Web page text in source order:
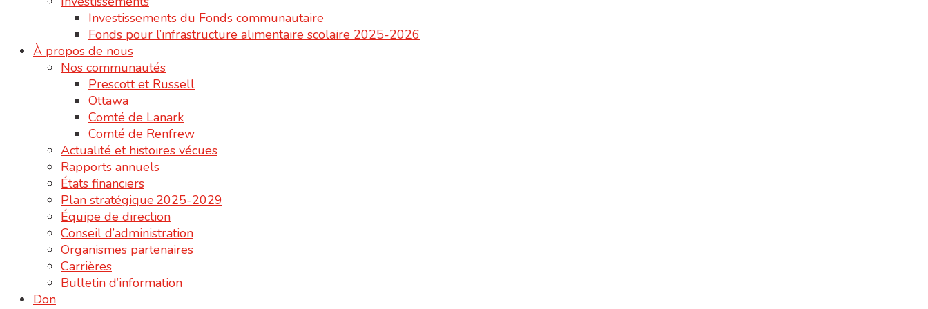
Investissements du Fonds communautaire
Fonds pour l’infrastructure alimentaire scolaire 2025-2026
À propos de nous
Nos communautés
Prescott et Russell
Ottawa
Comté de Lanark
Comté de Renfrew
Actualité et histoires vécues
Rapports annuels
États financiers
Plan stratégique 2025-2029
Équipe de direction
Conseil d’administration
Organismes partenaires
Carrières
Bulletin d’information
Don